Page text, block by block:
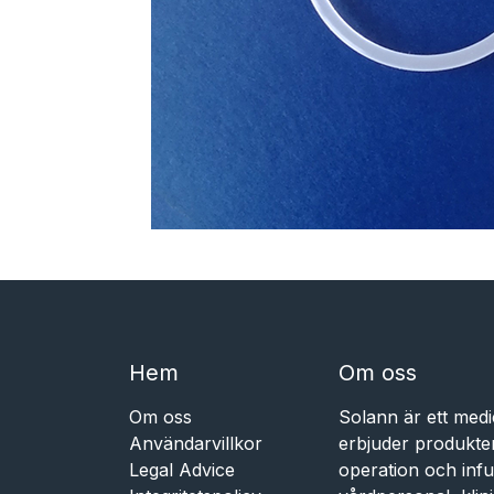
Hem​​
Om oss
Användarvillkor
Legal Advice
Om oss
Solann är ett
erbjuder
operation och